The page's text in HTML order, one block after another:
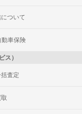
ついて
車保険
ス）
査定